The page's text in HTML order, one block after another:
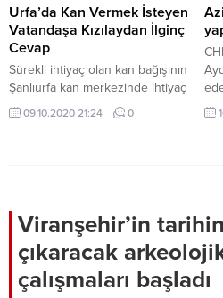
2
Urfa’da Kan Vermek İsteyen
Vatandaşa Kızılaydan İlginç
Cevap
Sürekli ihtiyaç olan kan bağışının
Şanlıurfa kan merkezinde ihtiyaç
dahilinde görülmemesi garip
09.10.2020 21:24 0
Viranşehir’in
çıkaracak
çalışmaları başladı